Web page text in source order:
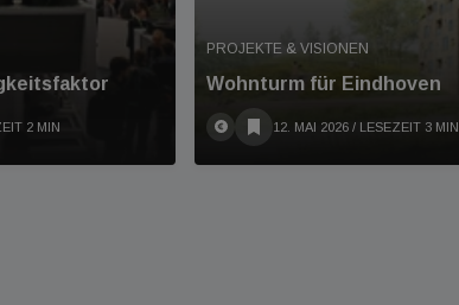
2 MIN
PROJEKTE & VISIONEN
Wohnturm für Eindhoven
12. MAI 2026 / LESEZEIT 3 MIN